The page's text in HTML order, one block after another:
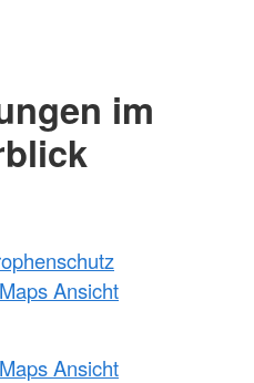
im
Ansicht
Ansicht